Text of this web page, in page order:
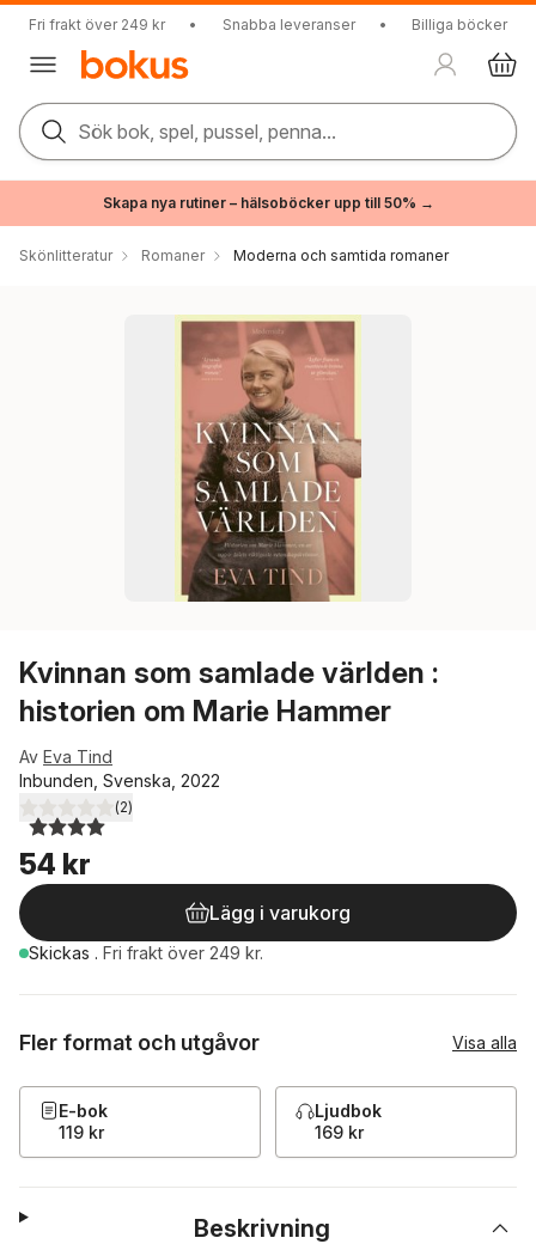
Fri frakt över 249 kr • Snabba leveranser • Billiga böcker
Sök bok, spel, pussel, penna...
Skapa nya rutiner – hälsoböcker upp till 50% →
Skönlitteratur Romaner Moderna och samtida romaner
Kvinnan som samlade världen :
historien om Marie Hammer
Av Eva Tind
Inbunden, Svenska, 2022
4,0utav 5 stjärnor. Totalt antal röster:
(2)
54 kr
Lägg i varukorg
Skickas . Fri frakt över 249 kr.
Fler format och utgåvor Visa alla
E-bok
119 kr
Ljudbok
169 kr
Beskrivning